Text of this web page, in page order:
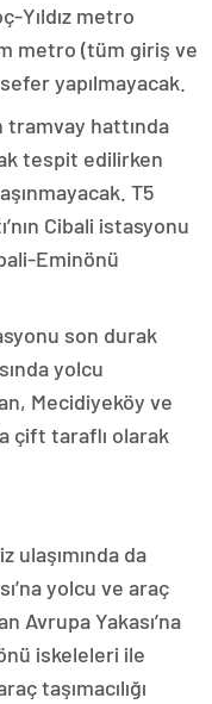
Yıldız metro
metro (tüm giriş ve
yapılmayacak.
tramvay hattında
tespit edilirken
T5
Cibali istasyonu
Eminönü
son durak
yolcu
Mecidiyeköy ve
çift taraflı olarak
ulaşımında da
yolcu ve araç
Avrupa Yakası’na
iskeleleri ile
taşımacılığı